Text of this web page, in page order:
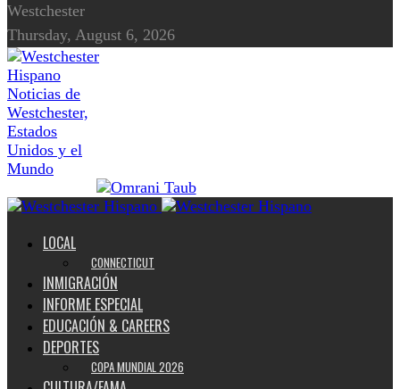
Westchester
Thursday, August 6, 2026
Noticias de
Westchester,
Estados
Unidos y el
Mundo
LOCAL
CONNECTICUT
INMIGRACIÓN
INFORME ESPECIAL
EDUCACIÓN & CAREERS
DEPORTES
COPA MUNDIAL 2026